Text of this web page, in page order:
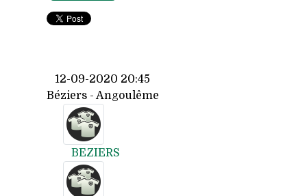
12-09-2020 20:45
Béziers - Angoulême
BEZIERS